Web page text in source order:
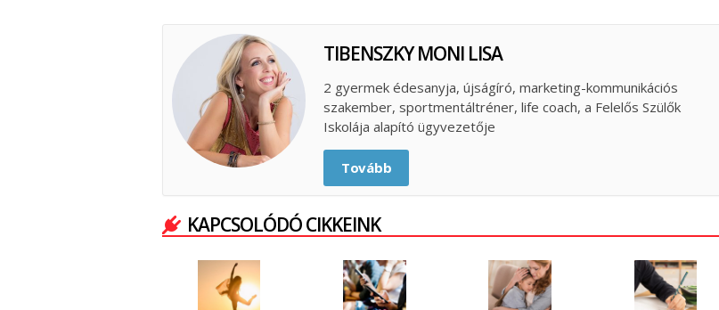
TIBENSZKY MONI LISA
2 gyermek édesanyja, újságíró, marketing-kommunikációs
szakember, sportmentáltréner, life coach, a Felelős Szülők
Iskolája alapító ügyvezetője
Tovább
KAPCSOLÓDÓ CIKKEINK